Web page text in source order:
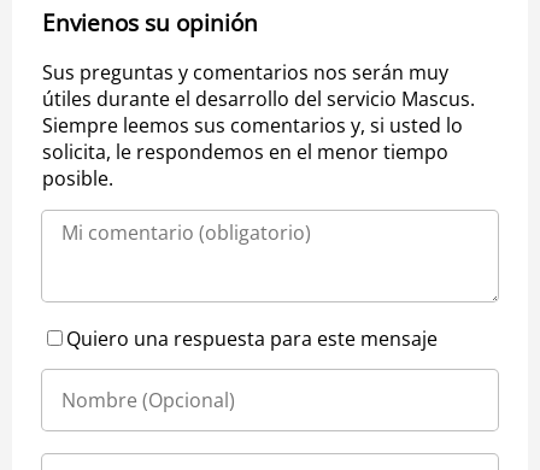
Envienos su opinión
Sus preguntas y comentarios nos serán muy
útiles durante el desarrollo del servicio Mascus.
Siempre leemos sus comentarios y, si usted lo
solicita, le respondemos en el menor tiempo
posible.
Quiero una respuesta para este mensaje